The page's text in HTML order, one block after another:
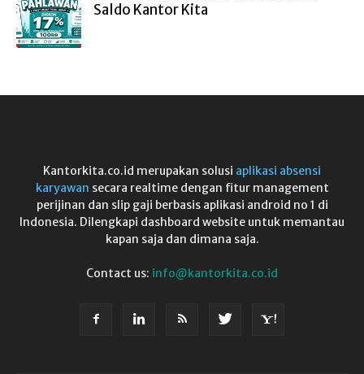
Saldo Kantor Kita
Kantorkita.co.id merupakan solusi aplikasi absensi
karyawan secara realtime dengan fitur management
perijinan dan slip gaji berbasis aplikasi android no 1 di
Indonesia. Dilengkapi dashboard website untuk memantau
kapan saja dan dimana saja.
Contact us: info@kantorkita.co.id